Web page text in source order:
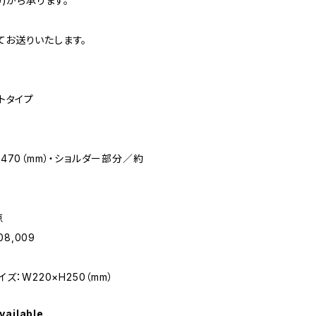
りいたします。
タイプ
（mm）・ショルダー部分／約
ズ：W220×H250（mm）